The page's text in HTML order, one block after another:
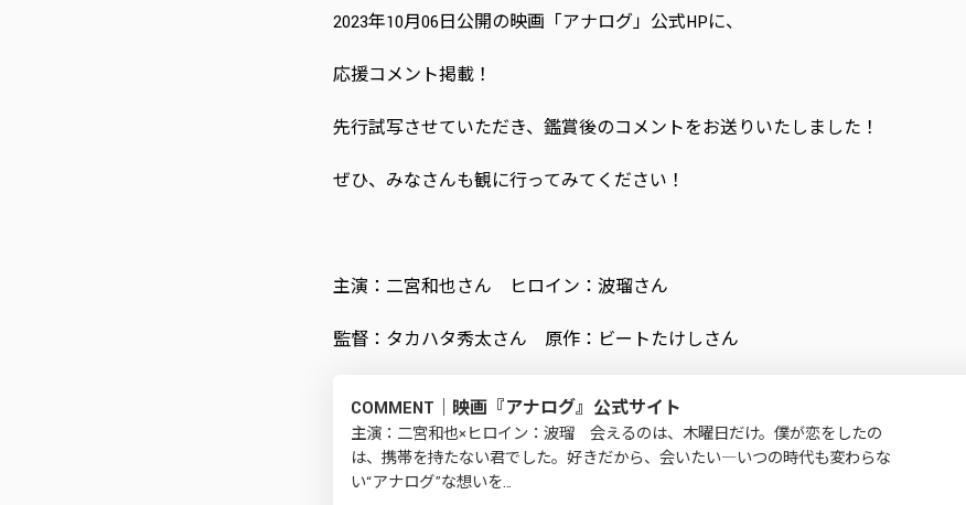
2023年10月06日公開の映画「アナログ」公式HPに、
応援コメント掲載！
先行試写させていただき、鑑賞後のコメントをお送りいたしました！
ぜひ、みなさんも観に行ってみてください！
主演：二宮和也さん ヒロイン：波瑠さん
監督：タカハタ秀太さん 原作：ビートたけしさん
COMMENT｜映画『アナログ』公式サイト
主演：二宮和也×ヒロイン：波瑠 会えるのは、木曜日だけ。僕が恋をしたの
は、携帯を持たない君でした。好きだから、会いたい―いつの時代も変わらな
い“アナログ”な想いを…